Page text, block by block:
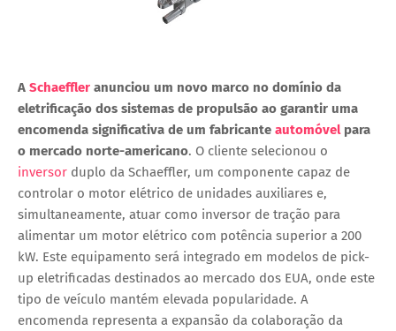
A Schaeffler anunciou um novo marco no domínio da
eletrificação dos sistemas de propulsão ao garantir uma
encomenda significativa de um fabricante automóvelpara
o mercado norte-americano. O cliente selecionou o
inversor duplo da Schaeffler, um componente capaz de
controlar o motor elétrico de unidades auxiliares e,
simultaneamente, atuar como inversor de tração para
alimentar um motor elétrico com potência superior a 200
kW. Este equipamento será integrado em modelos de pick-
up eletrificadas destinados ao mercado dos EUA, onde este
tipo de veículo mantém elevada popularidade. A
encomenda representa a expansão da colaboração da